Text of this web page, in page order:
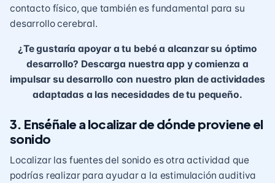
contacto físico, que también es fundamental para su
desarrollo cerebral.
¿Te gustaría apoyar a tu bebé a alcanzar su óptimo
desarrollo? Descarga nuestra app y comienza a
impulsar su desarrollo con nuestro plan de actividades
adaptadas a las necesidades de tu pequeño.
3. Enséñale a localizar de dónde proviene el
sonido
Localizar las fuentes del sonido es otra actividad que
podrías realizar para ayudar a la estimulación auditiva